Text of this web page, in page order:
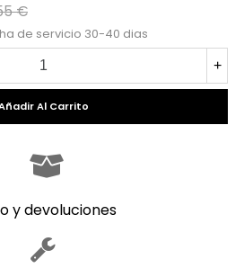
€
de servicio 30-40 dias
+
Al Carrito
y devoluciones